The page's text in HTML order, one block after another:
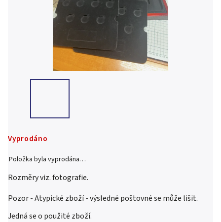
Vyprodáno
Položka byla vyprodána…
Rozměry viz. fotografie.
Pozor - Atypické zboží - výsledné poštovné se může lišit.
Jedná se o použité zboží.